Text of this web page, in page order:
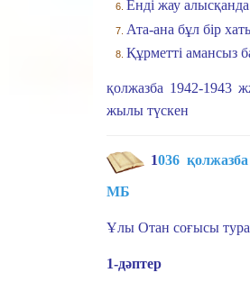
Енді жау алысқанда
Ата-ана бұл бір
Құрметті амансыз
қолжазба 1942-1943
жылы түскен
1036
МБ
Ұлы Отан соғысы
1-дәптер